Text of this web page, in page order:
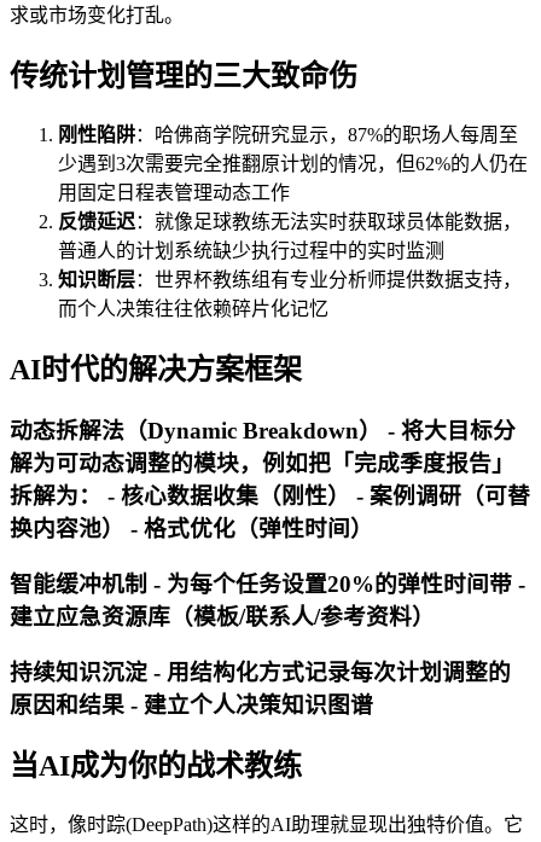
求或市场变化打乱。
传统计划管理的三大致命伤
刚性陷阱：哈佛商学院研究显示，87%的职场人每周至
少遇到3次需要完全推翻原计划的情况，但62%的人仍在
用固定日程表管理动态工作
反馈延迟：就像足球教练无法实时获取球员体能数据，
普通人的计划系统缺少执行过程中的实时监测
知识断层：世界杯教练组有专业分析师提供数据支持，
而个人决策往往依赖碎片化记忆
AI时代的解决方案框架
动态拆解法（Dynamic Breakdown） - 将大目标分
解为可动态调整的模块，例如把「完成季度报告」
拆解为： - 核心数据收集（刚性） - 案例调研（可替
换内容池） - 格式优化（弹性时间）
智能缓冲机制 - 为每个任务设置20%的弹性时间带 -
建立应急资源库（模板/联系人/参考资料）
持续知识沉淀 - 用结构化方式记录每次计划调整的
原因和结果 - 建立个人决策知识图谱
当AI成为你的战术教练
这时，像时踪(DeepPath)这样的AI助理就显现出独特价值。它